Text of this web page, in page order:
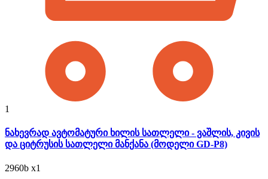
1
ნახევრად ავტომატური ხილის სათლელი - ვაშლის, კივის
და ციტრუსის სათლელი მანქანა (მოდელი GD-P8)
2960b x1